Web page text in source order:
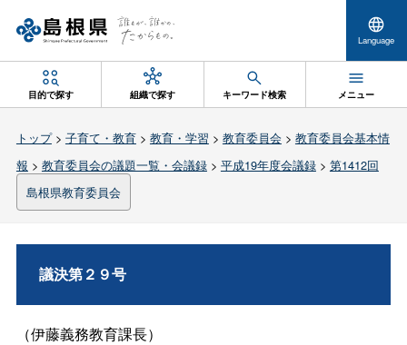
Language
目的で探す 組織で探す キーワード検索 メニュー
トップ> 子育て・教育> 教育・学習 > 教育委員会 > 教育委員会基本情
報 > 教育委員会の議題一覧・会議録> 平成19年度会議録> 第1412回
島根県教育委員会
議決第２９号
（伊藤義務教育課長）